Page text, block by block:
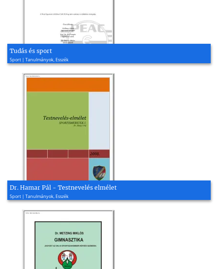
Tudás és sport
Sport | Tanulmányok, Esszék
Dr. Hamar Pál - Testnevelés elmélet
Sport | Tanulmányok, Esszék